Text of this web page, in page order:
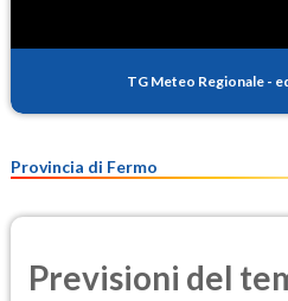
TG Meteo Regionale -
Provincia di Fermo
Previsioni del